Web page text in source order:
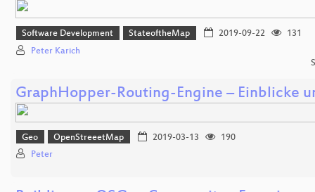
Software Development StateoftheMap 2019-09-22
131
Peter Karich
GraphHopper-Routing-Engine – Einblicke
Geo OpenStreeetMap 2019-03-13
190
Peter